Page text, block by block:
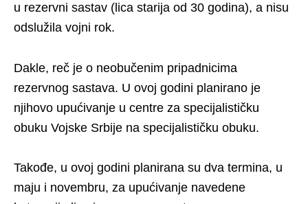
u rezervni sastav (lica starija od 30 godina), a nisu
odslužila vojni rok.
Dakle, reč je o neobučenim pripadnicima
rezervnog sastava. U ovoj godini planirano je
njihovo upućivanje u centre za specijalističku
obuku Vojske Srbije na specijalističku obuku.
Takođe, u ovoj godini planirana su dva termina, u
maju i novembru, za upućivanje navedene